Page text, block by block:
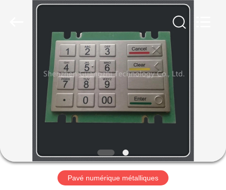
MAISON
PRODUITS
SUJET
DE
NOUS
Pavé numérique métalliques